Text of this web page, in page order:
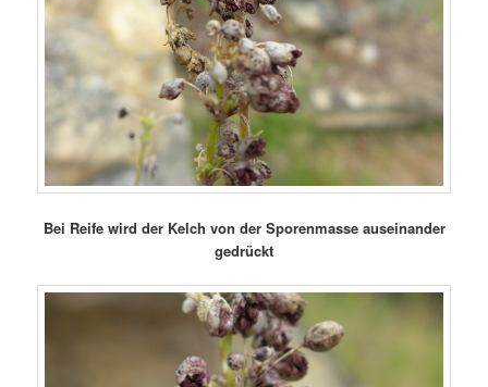
Bei Reife wird der Kelch von der Sporenmasse auseinander
gedrückt